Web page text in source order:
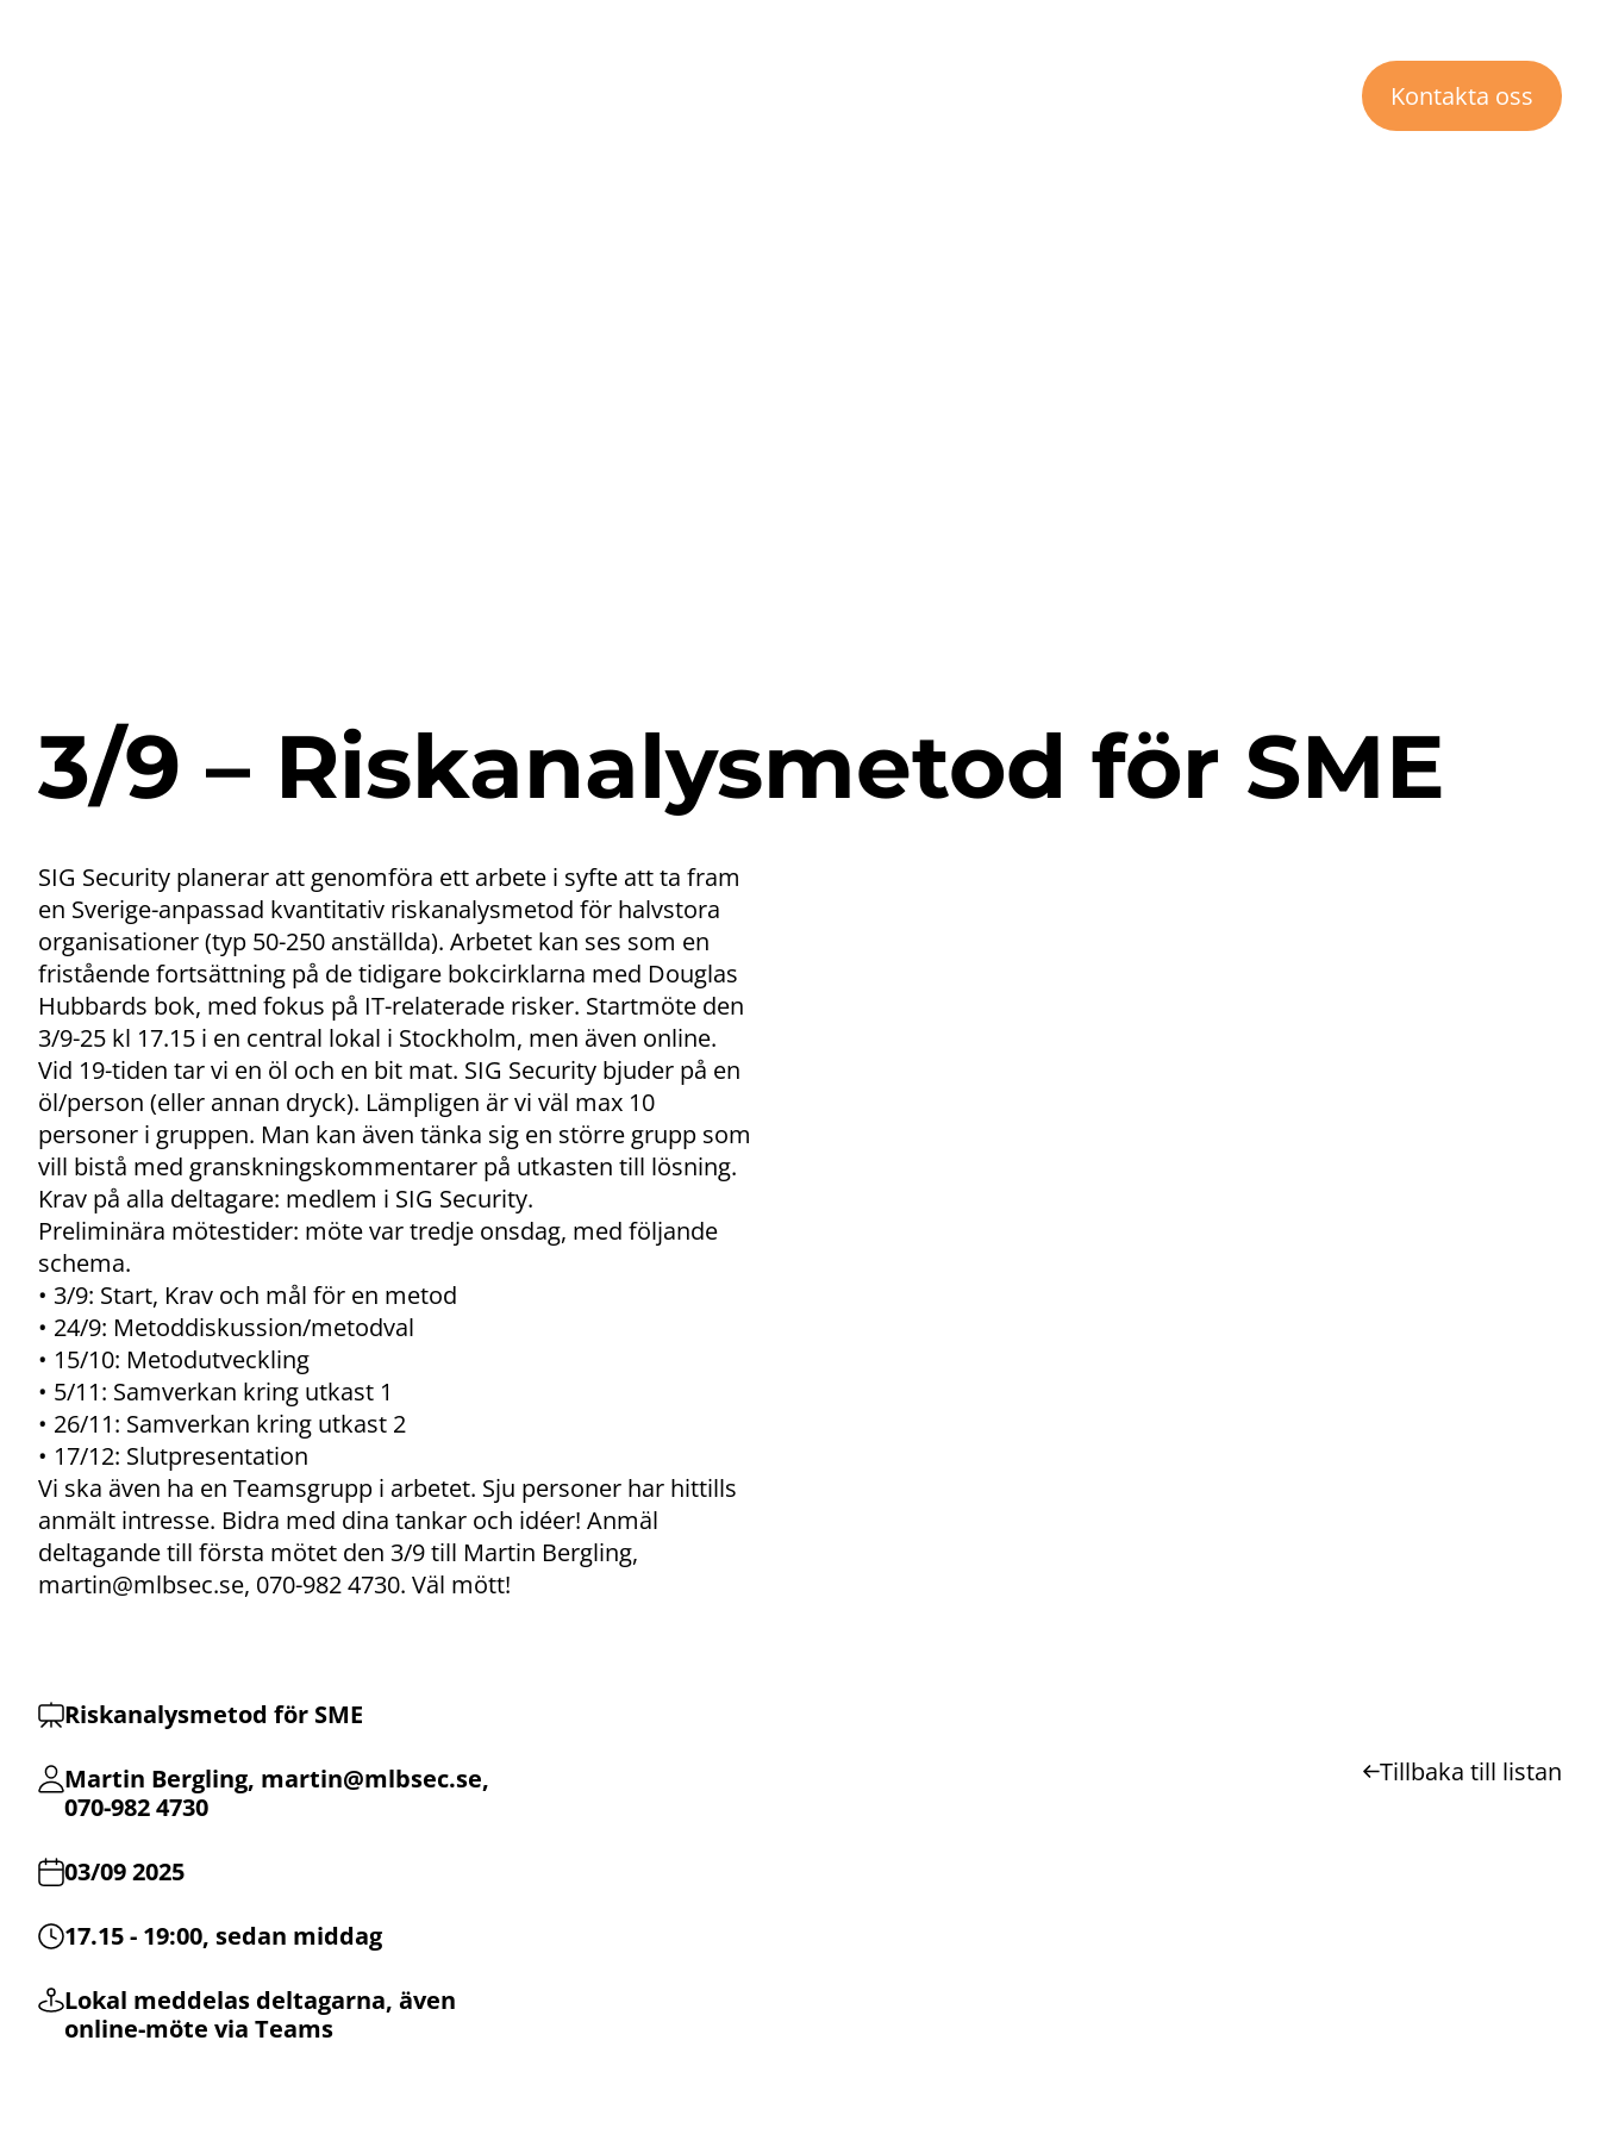
Kontakta oss
3/9 – Riskanalysmetod för SME
SIG Security planerar att genomföra ett arbete i syfte att ta fram
en Sverige-anpassad kvantitativ riskanalysmetod för halvstora
organisationer (typ 50-250 anställda). Arbetet kan ses som en
fristående fortsättning på de tidigare bokcirklarna med Douglas
Hubbards bok, med fokus på IT-relaterade risker. Startmöte den
3/9-25 kl 17.15 i en central lokal i Stockholm, men även online.
Vid 19-tiden tar vi en öl och en bit mat. SIG Security bjuder på en
öl/person (eller annan dryck). Lämpligen är vi väl max 10
personer i gruppen. Man kan även tänka sig en större grupp som
vill bistå med granskningskommentarer på utkasten till lösning.
Krav på alla deltagare: medlem i SIG Security.
Preliminära mötestider: möte var tredje onsdag, med följande
schema.
• 3/9: Start, Krav och mål för en metod
• 24/9: Metoddiskussion/metodval
• 15/10: Metodutveckling
• 5/11: Samverkan kring utkast 1
• 26/11: Samverkan kring utkast 2
• 17/12: Slutpresentation
Vi ska även ha en Teamsgrupp i arbetet. Sju personer har hittills
anmält intresse. Bidra med dina tankar och idéer! Anmäl
deltagande till första mötet den 3/9 till Martin Bergling,
martin@mlbsec.se, 070-982 4730. Väl mött!
Riskanalysmetod för SME
Martin Bergling, martin@mlbsec.se,
070-982 4730
03/09 2025
17.15 - 19:00, sedan middag
Lokal meddelas deltagarna, även
online-möte via Teams
Tillbaka till listan